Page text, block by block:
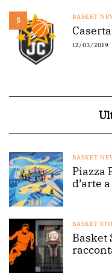
5 BASKET
12/03/2019
BASKET
Piazza
d’arte
BASKET
Basket